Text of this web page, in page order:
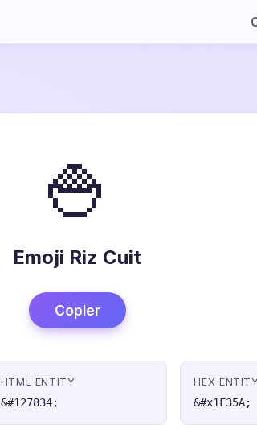
🍚
Emoji Riz Cuit
Copier
HTML ENTITY
&#127834;
HEX
&#x1F35A;